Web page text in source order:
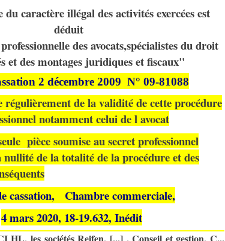
du caractère illégal des activités exercées est
déduit
des avocats,spécialistes du droit
et des montages juridiques et fiscaux"
2 décembre 2009 N° 09-81088
régulièrement de la validité de cette procédure
notamment celui de l avocat
pièce soumise au secret professionnel
nullité de la totalité de la procédure et des
cassation, Chambre commerciale,
4 mars 2020, 18-19.632, Inédit